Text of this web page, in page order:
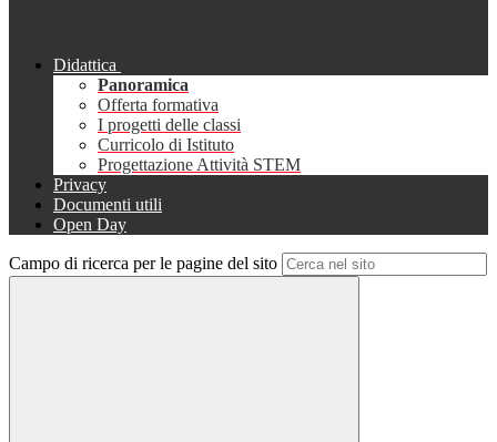
Didattica
Panoramica
Offerta formativa
I progetti delle classi
Curricolo di Istituto
Progettazione Attività STEM
Privacy
Documenti utili
Open Day
Campo di ricerca per le pagine del sito